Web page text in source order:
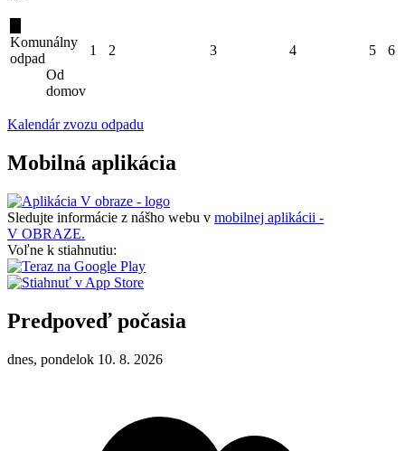
Komunálny
odpad
Od
domov
1 2 3 4 5 6
Kalendár zvozu odpadu
Mobilná aplikácia
Sledujte informácie z nášho webu v mobilnej aplikácii -
V OBRAZE.
Voľne k stiahnutiu:
Predpoveď počasia
dnes, pondelok 10. 8. 2026